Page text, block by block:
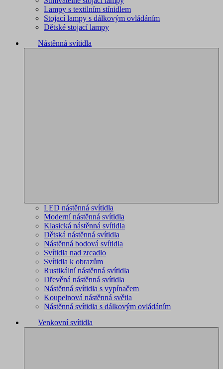
Lampy s textilním stínidlem
Stojací lampy s dálkovým ovládáním
Dětské stojací lampy
Nástěnná svítidla
LED nástěnná svítidla
Moderní nástěnná svítidla
Klasická nástěnná svítidla
Dětská nástěnná svítidla
Nástěnná bodová svítidla
Svítidla nad zrcadlo
Svítidla k obrazům
Rustikální nástěnná svítidla
Dřevěná nástěnná svítidla
Nástěnná svítidla s vypínačem
Koupelnová nástěnná světla
Nástěnná svítidla s dálkovým ovládáním
Venkovní svítidla